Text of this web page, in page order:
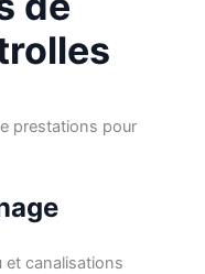
prestations pour
et canalisations